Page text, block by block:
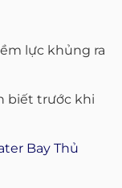
lực khủng ra
biết trước khi
Bay Thủ